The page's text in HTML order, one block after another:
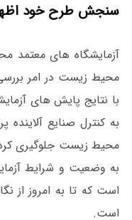
سنجش طرح خود
آزمایشگاه های معتمد
محیط زیست در امر
با نتایج پایش های
به کنترل صنایع
محیط زیست جلوگیری
به وضعیت و شرایط
است که تا به امروز از
است.